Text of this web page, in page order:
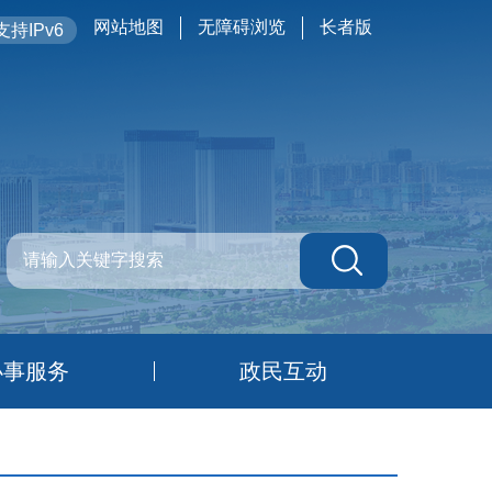
持IPv6 网站地图 无障碍浏览 长者版
服务 政民互动